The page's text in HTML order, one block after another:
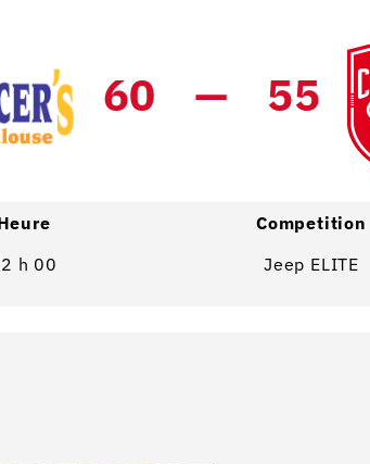
60 — 55
Competition
h 00 Jeep ELITE